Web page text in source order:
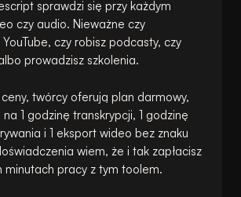
sprawdzi się przy każdym
czy audio. Nieważne czy
czy robisz podcasty, czy
prowadzisz szkolenia.
twórcy oferują plan darmowy,
1 godzinę transkrypcji, 1 godzinę
i 1 eksport wideo bez znaku
wiem, że i tak zapłacisz
minutach pracy z tym toolem.